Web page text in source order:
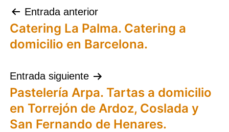
Navegación
de
Entrada anterior
Catering La Palma. Catering a
domicilio en Barcelona.
Entrada siguiente
Pastelería Arpa. Tartas a domicilio
en Torrejón de Ardoz, Coslada y
San Fernando de Henares.